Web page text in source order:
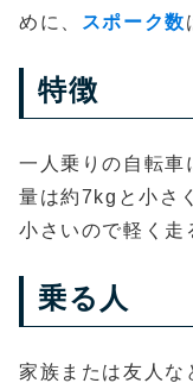
めに、
スポーク数
特徴
一人乗りの自転車
量は約7kgと小さ
小さいので軽く走
乗る人
家族または友人な